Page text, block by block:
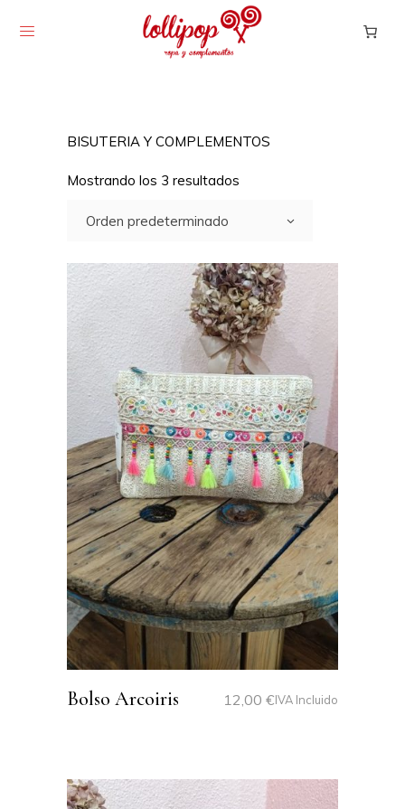
BISUTERIA Y COMPLEMENTOS
Mostrando los 3 resultados
Orden predeterminado
Bolso Arcoiris 12,00 €IVA Incluido